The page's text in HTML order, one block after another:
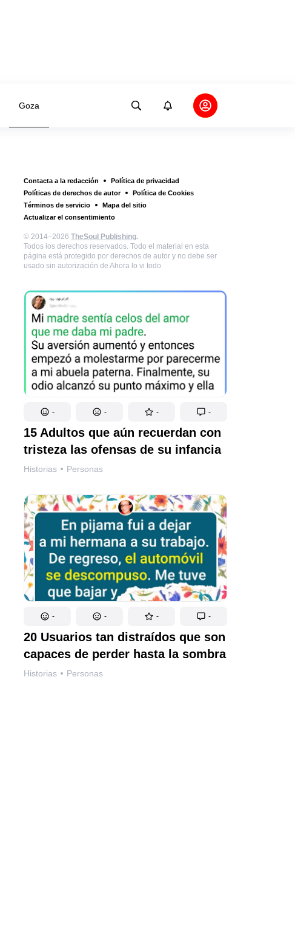
Goza
Contacta a la redacción
Política de privacidad
Políticas de derechos de autor
Política de Cookies
Términos de servicio
Mapa del sitio
Actualizar el consentimiento
© 2014–2026 TheSoul Publishing.
Todos los derechos reservados. Todo el material en esta
página está protegido por derechos de autor y no debe ser
usado sin autorización de Ahora lo vi todo
- - - -
15 Adultos que aún recuerdan con
tristeza las ofensas de su infancia
Historias Personas
- - - -
20 Usuarios tan distraídos que son
capaces de perder hasta la sombra
Historias Personas